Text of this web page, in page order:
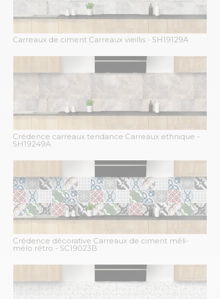
Carreaux de ciment Carreaux vieillis - SH19129A
Crédence carreaux tendance Carreaux ethnique -
SH19249A
Crédence décorative Carreaux de ciment méli-
mélo rétro - SC19023B